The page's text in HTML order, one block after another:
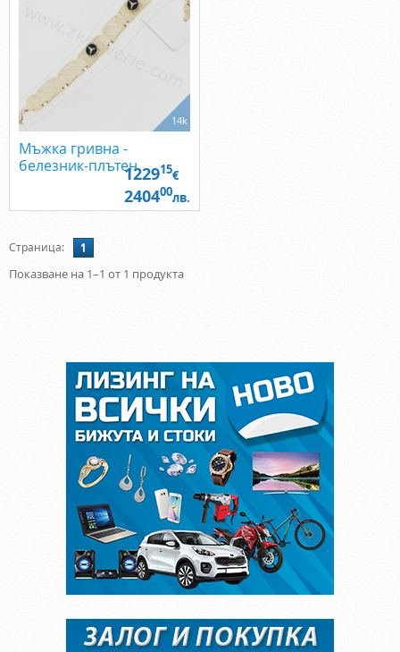
14k
Мъжка гривна -
белезник-плътен122915€
240400лв.
Страница: 1
Показване на 1–1 от 1 продукта